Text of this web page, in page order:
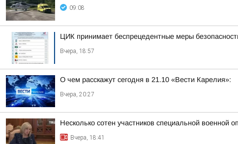
09:08
ЦИК принимает беспрецедентные меры
Вчера, 18:57
О чем расскажут сегодня в 21.10 «Вести Карелия»:
Вчера, 20:27
Несколько сотен участников специальной
Вчера, 18:41